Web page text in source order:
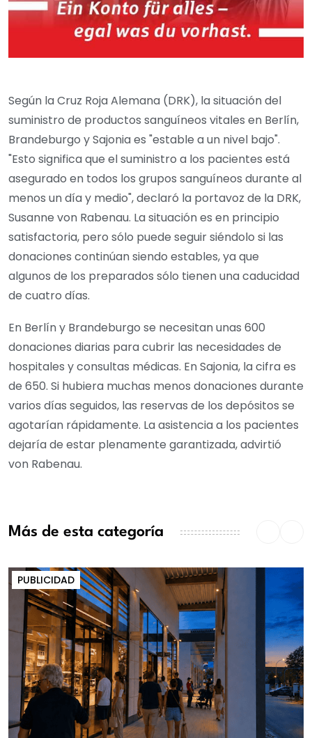
Según la Cruz Roja Alemana (DRK), la situación del
suministro de productos sanguíneos vitales en Berlín,
Brandeburgo y Sajonia es "estable a un nivel bajo".
"Esto significa que el suministro a los pacientes está
asegurado en todos los grupos sanguíneos durante al
menos un día y medio", declaró la portavoz de la DRK,
Susanne von Rabenau. La situación es en principio
satisfactoria, pero sólo puede seguir siéndolo si las
donaciones continúan siendo estables, ya que
algunos de los preparados sólo tienen una caducidad
de cuatro días.
En Berlín y Brandeburgo se necesitan unas 600
donaciones diarias para cubrir las necesidades de
hospitales y consultas médicas. En Sajonia, la cifra es
de 650. Si hubiera muchas menos donaciones durante
varios días seguidos, las reservas de los depósitos se
agotarían rápidamente. La asistencia a los pacientes
dejaría de estar plenamente garantizada, advirtió
von Rabenau.
Más de esta categoría
PUBLICIDAD